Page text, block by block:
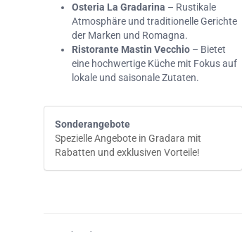
Osteria La Gradarina – Rustikale
Atmosphäre und traditionelle Gerichte
der Marken und Romagna.
Ristorante Mastin Vecchio – Bietet
eine hochwertige Küche mit Fokus auf
lokale und saisonale Zutaten.
Sonderangebote
Spezielle Angebote in Gradara mit
Rabatten und exklusiven Vorteile!